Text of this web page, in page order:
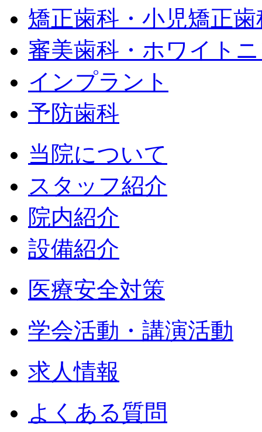
矯正歯科・小児矯正歯
審美歯科・ホワイト
インプラント
予防歯科
当院について
スタッフ紹介
院内紹介
設備紹介
医療安全対策
学会活動・講演活動
求人情報
よくある質問